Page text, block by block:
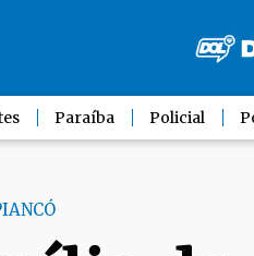
Paraíba Policial